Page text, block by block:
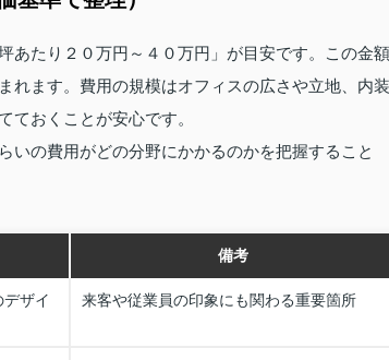
あたり２０万円～４０万円」が目安です。この金額
れます。費用の規模はオフィスの広さや立地、内装
ておくことが安心です。
いの費用がどの分野にかかるのかを把握すること
備考
ザイ
来客や従業員の印象にも関わる重要箇所